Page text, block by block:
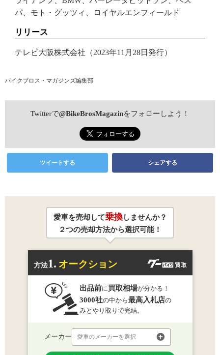
パ、モト・グッツィ、ロイヤルエンフィールド
リリース
テレビ大阪株式会社（2023年11月28日発行）
バイクブロス・マガジンズ編集部
Twitterで@BikeBrosMagazinをフォローしよう！
ツイートする シェアする
愛車を売却して乗換しませんか？
２つの売却方法から選択可能！
方法1. オークション
出品前に 買取相場が分かる！
3000社の中から最高入札店の
みとやり取りで完結。
メーカー 愛車のメーカーを選択